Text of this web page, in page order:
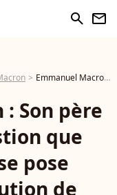
search newsletter
Emmanuel Macron : Son père répond à la question que tout le monde se pose depuis la dissolution de l'Assemblée nationale
Son père
que
pose
de